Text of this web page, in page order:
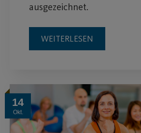
ausgezeichnet.
WEITERLESEN
14
Okt.